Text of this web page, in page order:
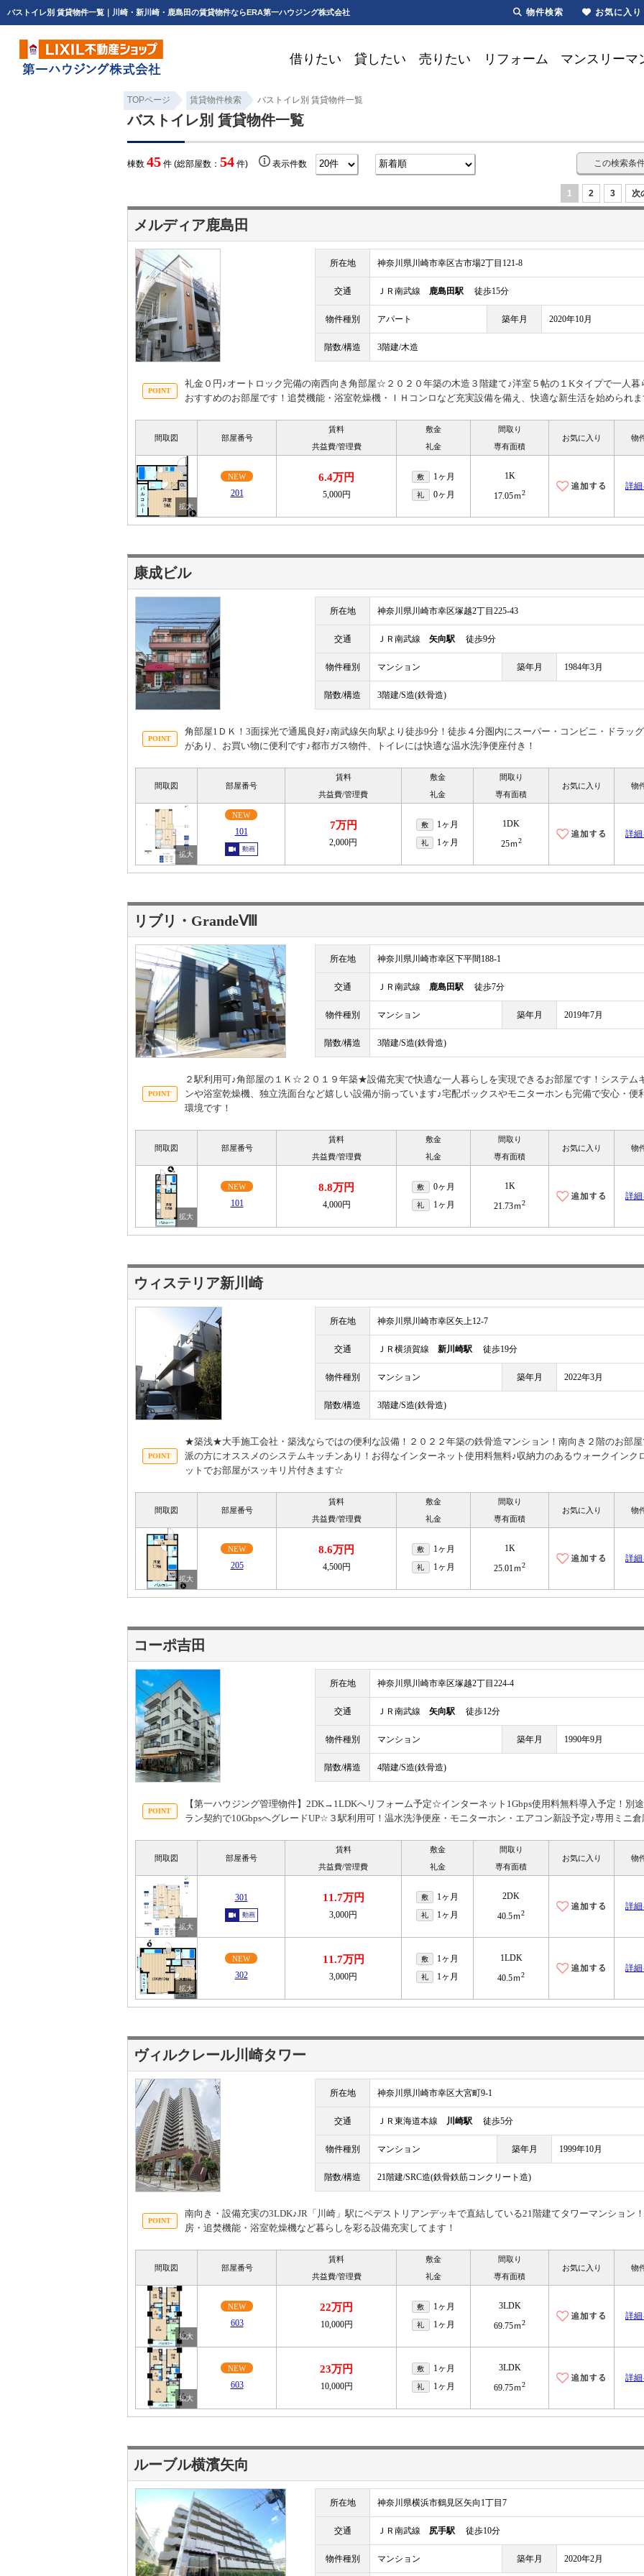
バストイレ別 賃貸物件一覧｜川崎・新川崎・鹿島田の賃貸物件ならERA第一ハウジング株式会社
借りたい 貸したい 売りたい リフォーム マンスリーマ
TOPページ 賃貸物件検索 バストイレ別 賃貸物件一覧
バストイレ別 賃貸物件一覧
棟数 45 件 (総部屋数： 54 件) 表示件数 この検索条
1 2 3 次
メルディア鹿島田
所在地 神奈川県川崎市幸区古市場2丁目121-8
交通 ＪＲ南武線 鹿島田駅 徒歩15分
物件種別 アパート 築年月 2020年10月
階数/構造 3階建/木造
礼金０円♪オートロック完備の南西向き角部屋☆２０２０年築の木造３階建て♪洋室５帖の１Kタイプで一人暮
おすすめのお部屋です！追焚機能・浴室乾燥機・ＩＨコンロなど充実設備を備え、快適な新生活を始められ
間取図 部屋番号
賃料
共益費/管理費
敷金
礼金
間取り
専有面積
お気に入り 物
NEW
201
6.4万円
5,000円
敷 1ヶ月
礼 0ヶ月
1K
17.05ｍ2
詳細
康成ビル
所在地 神奈川県川崎市幸区塚越2丁目225-43
交通 ＪＲ南武線 矢向駅 徒歩9分
物件種別 マンション 築年月 1984年3月
階数/構造 3階建/S造(鉄骨造)
角部屋1ＤＫ！3面採光で通風良好♪南武線矢向駅より徒歩9分！徒歩４分圏内にスーパー・コンビニ・ドラッ
があり、お買い物に便利です♪都市ガス物件、トイレには快適な温水洗浄便座付き！
間取図 部屋番号
賃料
共益費/管理費
敷金
礼金
間取り
専有面積
お気に入り 物
NEW
101
動画
7万円
2,000円
敷 1ヶ月
礼 1ヶ月
1DK
25ｍ2
詳細
リブリ・GrandeⅧ
所在地 神奈川県川崎市幸区下平間188-1
交通 ＪＲ南武線 鹿島田駅 徒歩7分
物件種別 マンション 築年月 2019年7月
階数/構造 3階建/S造(鉄骨造)
２駅利用可♪角部屋の１Ｋ☆２０１９年築★設備充実で快適な一人暮らしを実現できるお部屋です！システム
ンや浴室乾燥機、独立洗面台など嬉しい設備が揃っています♪宅配ボックスやモニターホンも完備で安心・便
環境です！
間取図 部屋番号
賃料
共益費/管理費
敷金
礼金
間取り
専有面積
お気に入り 物
NEW
101
8.8万円
4,000円
敷 0ヶ月
礼 1ヶ月
1K
21.73ｍ2
詳細
ウィステリア新川崎
所在地 神奈川県川崎市幸区矢上12-7
交通 ＪＲ横須賀線 新川崎駅 徒歩19分
物件種別 マンション 築年月 2022年3月
階数/構造 3階建/S造(鉄骨造)
★築浅★大手施工会社・築浅ならではの便利な設備！２０２２年築の鉄骨造マンション！南向き２階のお部屋
派の方にオススメのシステムキッチンあり！お得なインターネット使用料無料♪収納力のあるウォークインク
ットでお部屋がスッキリ片付きます☆
間取図 部屋番号
賃料
共益費/管理費
敷金
礼金
間取り
専有面積
お気に入り 物
NEW
205
8.6万円
4,500円
敷 1ヶ月
礼 1ヶ月
1K
25.01ｍ2
詳細
コーポ吉田
所在地 神奈川県川崎市幸区塚越2丁目224-4
交通 ＪＲ南武線 矢向駅 徒歩12分
物件種別 マンション 築年月 1990年9月
階数/構造 4階建/S造(鉄骨造)
【第一ハウジング管理物件】2DK→1LDKへリフォーム予定☆インターネット1Gbps使用料無料導入予定！別
ラン契約で10GbpsへグレードUP☆３駅利用可！温水洗浄便座・モニターホン・エアコン新設予定♪専用ミニ
間取図 部屋番号
賃料
共益費/管理費
敷金
礼金
間取り
専有面積
お気に入り 物
301
動画
11.7万円
3,000円
敷 1ヶ月
礼 1ヶ月
2DK
40.5ｍ2
詳細
NEW
302
11.7万円
3,000円
敷 1ヶ月
礼 1ヶ月
1LDK
40.5ｍ2
詳細
ヴィルクレール川崎タワー
所在地 神奈川県川崎市幸区大宮町9-1
交通 ＪＲ東海道本線 川崎駅 徒歩5分
物件種別 マンション 築年月 1999年10月
階数/構造 21階建/SRC造(鉄骨鉄筋コンクリート造)
南向き・設備充実の3LDK♪JR「川崎」駅にペデストリアンデッキで直結している21階建てタワーマンション
房・追焚機能・浴室乾燥機など暮らしを彩る設備充実してます！
間取図 部屋番号
賃料
共益費/管理費
敷金
礼金
間取り
専有面積
お気に入り 物
NEW
603
22万円
10,000円
敷 1ヶ月
礼 1ヶ月
3LDK
69.75ｍ2
詳細
NEW
603
23万円
10,000円
敷 1ヶ月
礼 1ヶ月
3LDK
69.75ｍ2
詳細
ルーブル横濱矢向
所在地 神奈川県横浜市鶴見区矢向1丁目7
交通 ＪＲ南武線 尻手駅 徒歩10分
物件種別 マンション 築年月 2020年2月
物件検索 お気に入り